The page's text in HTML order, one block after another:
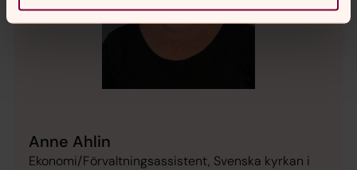
Anne Ahlin
Ekonomi/Förvaltningsassistent, Svenska kyrkan i